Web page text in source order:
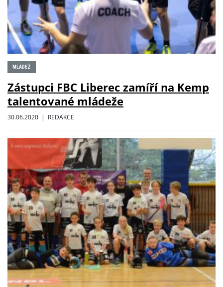
MLÁDEŽ
Zástupci FBC Liberec zamíří na Kemp
talentované mládeže
30.06.2020 | REDAKCE